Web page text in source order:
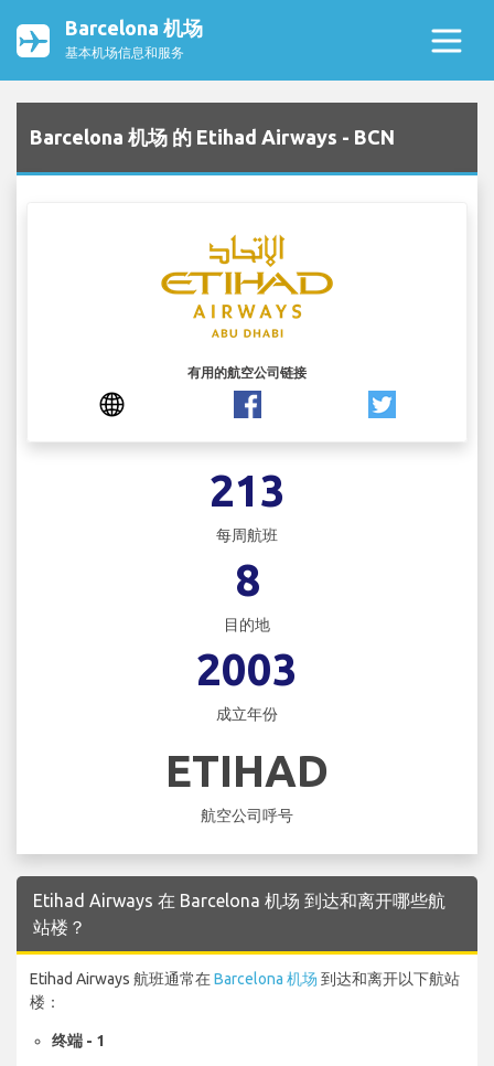
Barcelona 机场
基本机场信息和服务
Barcelona 机场 的 Etihad Airways - BCN
有用的航空公司链接
213
每周航班
8
目的地
2003
成立年份
ETIHAD
航空公司呼号
Etihad Airways 在 Barcelona 机场 到达和离开哪些航
站楼？
Etihad Airways 航班通常在Barcelona 机场 到达和离开以下航站
楼：
终端 - 1